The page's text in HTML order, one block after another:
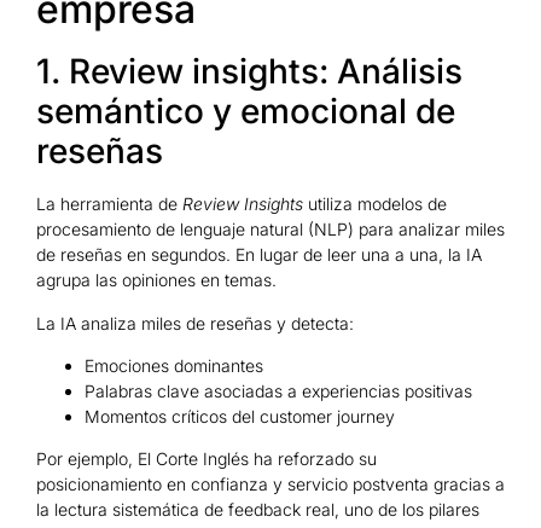
1. Review insights: Análisis
semántico y emocional de
reseñas
La herramienta de Review Insights utiliza modelos de
procesamiento de lenguaje natural (NLP) para analizar miles
de reseñas en segundos. En lugar de leer una a una, la IA
agrupa las opiniones en temas.
La IA analiza miles de reseñas y detecta:
Emociones dominantes
Palabras clave asociadas a experiencias positivas
Momentos críticos del customer journey
Por ejemplo, El Corte Inglés ha reforzado su
posicionamiento en confianza y servicio postventa gracias a
la lectura sistemática de feedback real, uno de los pilares